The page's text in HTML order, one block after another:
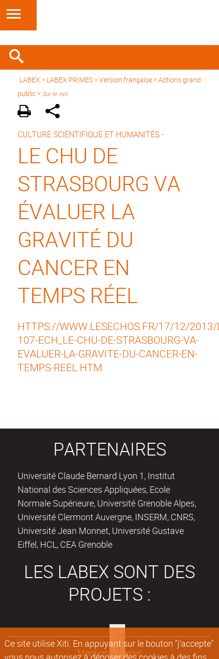
Ce site utilise Xiti. En appuyant sur le bouton "j'accepte"
LABEX > LABEX PRIMES>Version française> Actions grand
public > Sur le net
CULTURE SCIENTIFIQUE ET HUMANITÉS -
LE CHU DE
STRASBOURG VA
ÉVALUER LA
GRAVITÉ DU
CANCER EN
TEMPS RÉEL
HTTPS://WWW.LESECHOS.FR/17/12/
107-ECH_LE-CHU-DE-STRASBOURG-VA-
EVALUER-LA-GRAVITE-DU-CANCER-EN-
TEMPS-REEL.HTM
PARTENAIRES
Université Claude Bernard Lyon 1, Institut
National des Sciences Appliquées, Ecole
Normale Supérieure, Université Grenoble Alpes,
Université Clermont Auvergne, INSERM, CNRS,
Université Jean Monnet, Université Gustave
Eiffel, HCL, CEA Grenoble
LES LABEX SONT DES
PROJETS :
Mentions légales